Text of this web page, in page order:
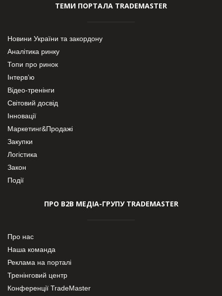
ТЕМИ ПОРТАЛА TRADEMASTER
Новини України та закордону
Аналітика ринку
Топи про ринок
Інтерв’ю
Відео-тренінги
Світовий досвід
Інновації
Маркетинг&Продажі
Закупки
Логістика
Закон
Події
ПРО В2В МЕДІА-ГРУПУ TRADEMASTER
Про нас
Наша команда
Реклама на порталі
Тренінговий центр
Конференції TradeMaster